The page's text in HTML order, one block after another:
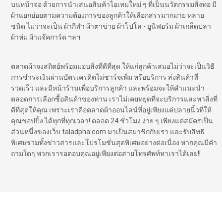
บนหน้าจอ ด้วยการนำเสนอสินค้าไอเทมใหม่ ๆ ที่เป็นนวัตกรรมสิ่งทอ มี
ผ้าแยกย่อยตามความต้องการของลูกค้าให้เลือกสรรมากมาย หลาย
ชนิด ไม่ว่าจะเป็น ผ้ากีฬา ผ้าตาข่าย ผ้าโปโล - ยูนิฟอร์ม ผ้าเกล็ดปลา
ผ้าห่ม ผ้าแจ๊คการ์ด ฯลฯ
ตลาดผ้าจงสถิตย์พร้อมมอบสิ่งที่ดีที่สุด ให้แก่ลูกค้าเสมอไม่ว่าจะเป็นวิธี
การชำระเงินผ่านบัตรเครดิตไม่ชาร์จเพิ่ม หรือบริการ ส่งสินค้าที่
รวดเร็ว และมีหน้าร้านเพื่อบริการลูกค้า และพร้อมจะให้คำแนะนำ
ตลอดการเลือกซื้อสินค้าของท่าน เราไม่เคยหยุดที่จะบริการและหาสิ่งที่
ดีที่สุดให้คุณ เพราะเราคือตลาดผ้าออนไลน์ที่อยู่เพียงแค่ปลายนิ้วที่ให้
คุณชอปปิ้ง ได้ทุกที่ทุกเวลา! ตลอด 24 ชั่วโมง ง่าย ๆ เพียงแค่สมัครเป็น
ส่วนหนึ่งของเว็บ taladpha.com มาเป็นสมาชิกกับเรา และรับสิทธิ
พิเศษรวมทั้งข่าวสารและโปรโมชั่นสุดพิเศษอย่างต่อเนื่อง หากคุณมีคำ
ถามใดๆ พวกเรารอตอบคุณอยู่เพียงต่อสายโทรศัพท์หาเราได้เลย!!